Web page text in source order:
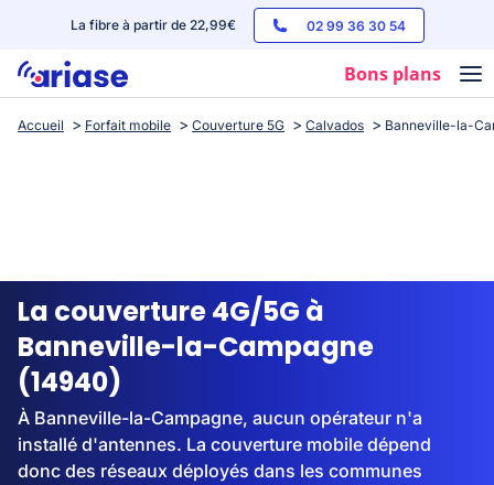
La fibre à partir de 22,99€ 02 99 36 30 54
Bons plans
Box internet
Streaming
Accueil Forfait mobile Couverture 5G Calvados Banneville-la-
La couverture 4G/5G à
Banneville-la-Campagne
(14940)
À Banneville-la-Campagne, aucun opérateur n'a
installé d'antennes. La couverture mobile dépend
donc des réseaux déployés dans les communes